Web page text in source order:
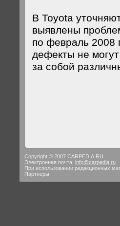
В Toyota
выявлены
по февраль 2008
дефекты не
за собой
Copyright © 2007 CARPEDIA.RU
Электронная почта: info@carpedia.ru
При использовании редакционных
Партнеры: